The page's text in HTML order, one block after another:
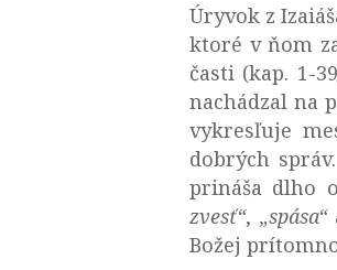
Úryvok z
ktoré v ňom
časti (kap. 1-
nachádzal na
vykresľuje
dobrých
prináša dlho
zvesť“, „spása“
Božej